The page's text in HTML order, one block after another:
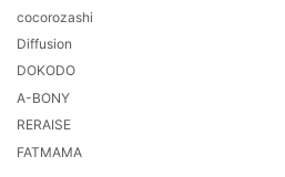
cocorozashi
Diffusion
DOKODO
A-BONY
RERAISE
FATMAMA